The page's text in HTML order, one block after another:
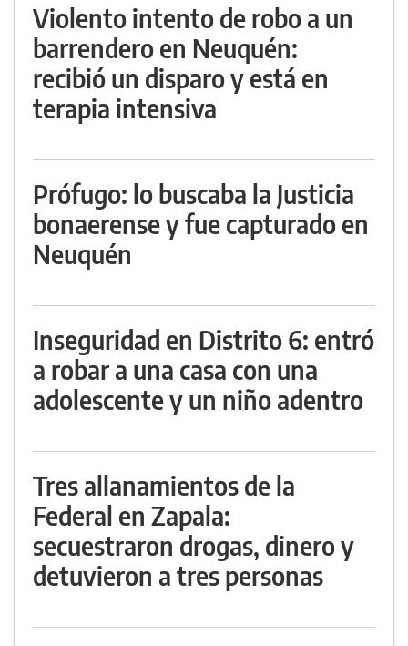
Violento intento de robo a un
barrendero en Neuquén:
recibió un disparo y está en
terapia intensiva
Prófugo: lo buscaba la Justicia
bonaerense y fue capturado en
Neuquén
Inseguridad en Distrito 6: entró
a robar a una casa con una
adolescente y un niño adentro
Tres allanamientos de la
Federal en Zapala:
secuestraron drogas, dinero y
detuvieron a tres personas